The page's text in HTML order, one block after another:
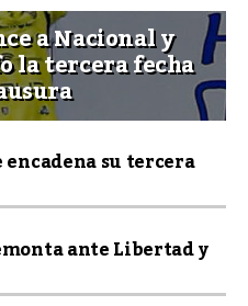
a Nacional y
la tercera fecha
su tercera
ante Libertad y